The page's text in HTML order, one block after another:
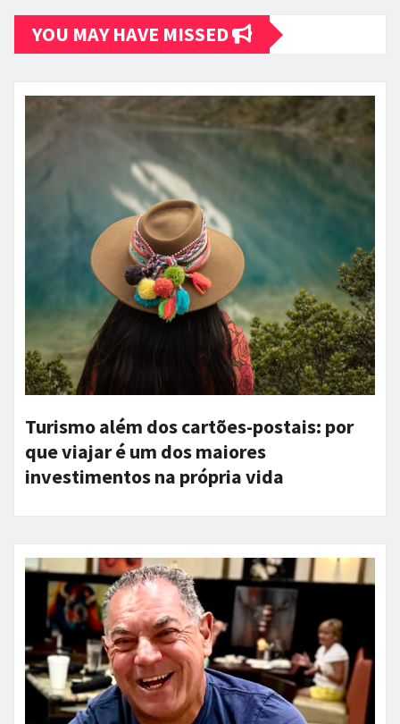
YOU MAY HAVE MISSED
Turismo além dos cartões-postais: por
que viajar é um dos maiores
investimentos na própria vida